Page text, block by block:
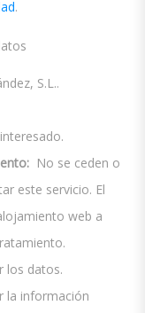
.
S.L..
No se ceden o
este servicio. El
web a
los datos.
la información